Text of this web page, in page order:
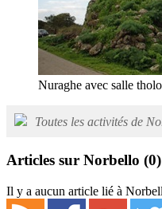
Nuraghe avec salle
Toutes les activités de
Articles sur Norbello (0)
Il y a aucun article lié à